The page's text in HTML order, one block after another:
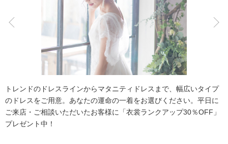
チャペルでの撮影
トレンドのドレスラインからマタニティドレスまで、幅広いタイプ
のドレスをご用意。あなたの運命の一着をお選びください。平日に
ご来店・ご相談いただいたお客様に「衣裳ランクアップ30％OFF」
プレゼント中！